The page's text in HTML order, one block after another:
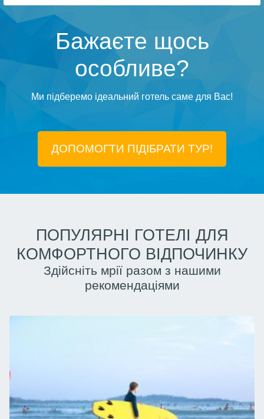
Бажаєте щось
особливе?
Ми підберемо ідеальний готель саме для Вас!
ДОПОМОГТИ ПІДIБРАТИ ТУР!
ПОПУЛЯРНІ ГОТЕЛІ ДЛЯ
КОМФОРТНОГО ВІДПОЧИНКУ
Здійсніть мрії разом з нашими
рекомендаціями